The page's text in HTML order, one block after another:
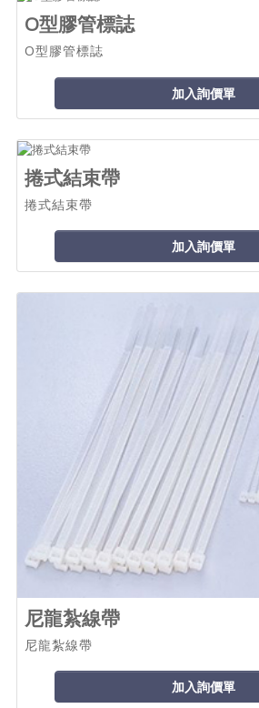
O型膠管標誌
O型膠管標誌
加入詢價單
捲式結束帶
捲式結束帶
加入詢價單
尼龍紮線帶
尼龍紮線帶
加入詢價單